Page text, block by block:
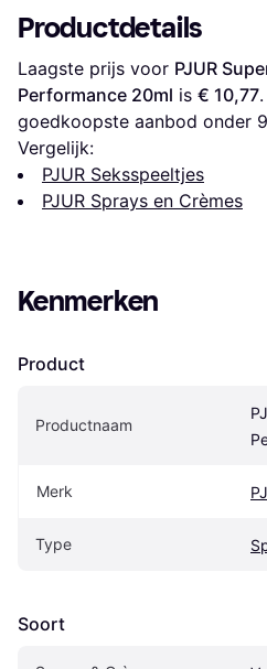
Productdetails
Laagste prijs voor PJUR
Performance 20ml is € 10,77
goedkoopste aanbod onder 9
Vergelijk:
PJUR Seksspeeltjes
PJUR Sprays en Crèmes
Kenmerken
Product
Productnaam
Merk
Type
Soort